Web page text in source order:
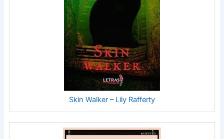
Skin Walker – Lily Rafferty